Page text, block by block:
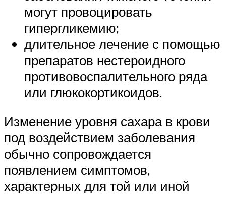
могут провоцировать
гипергликемию;
длительное лечение с помощью
препаратов нестероидного
противовоспалительного ряда
или глюкокортикоидов.
Изменение уровня сахара в крови
под воздействием заболевания
обычно сопровождается
появлением симптомов,
характерных для той или иной